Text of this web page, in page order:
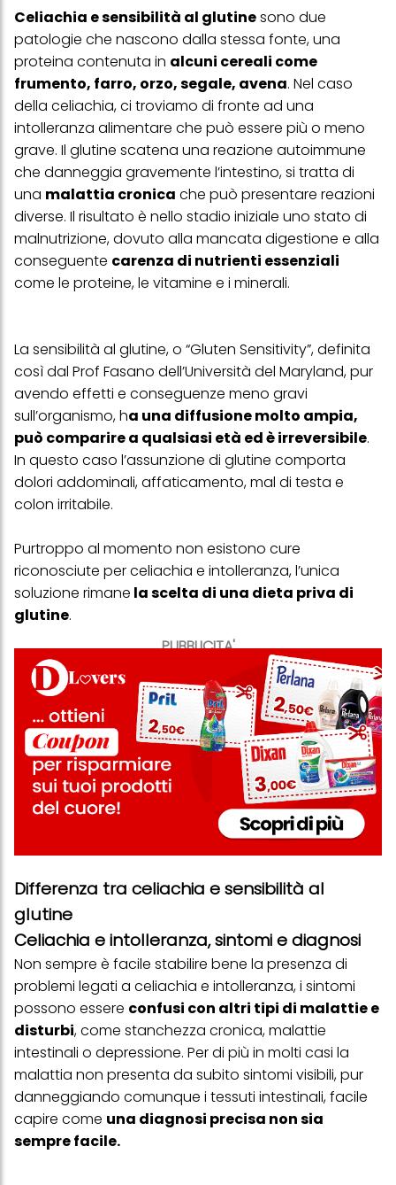
PUBBLICITA'
Differenza tra celiachia e sensibilità al
glutine
Celiachia e sensibilità al glutinesono due
patologie che nascono dalla stessa fonte, una
proteina contenuta in alcuni cereali come
frumento, farro, orzo, segale, avena. Nel caso
della celiachia, ci troviamo di fronte ad una
intolleranza alimentare che può essere più o meno
grave. Il glutine scatena una reazione autoimmune
che danneggia gravemente l’intestino, si tratta di
una malattia cronica che può presentare reazioni
diverse. Il risultato è nello stadio iniziale uno stato di
malnutrizione, dovuto alla mancata digestione e alla
conseguente carenza di nutrienti essenziali
come le proteine, le vitamine e i minerali.
La sensibilità al glutine, o “Gluten Sensitivity”, definita
così dal Prof Fasano dell’Università del Maryland, pur
avendo effetti e conseguenze meno gravi
sull’organismo, ha una diffusione molto ampia,
può comparire a qualsiasi età ed è irreversibile.
In questo caso l’assunzione di glutine comporta
dolori addominali, affaticamento, mal di testa e
colon irritabile.
Purtroppo al momento non esistono cure
riconosciute per celiachia e intolleranza, l’unica
soluzione rimane la scelta di una dieta priva di
glutine.
Celiachia e intolleranza, sintomi e diagnosi
Non sempre è facile stabilire bene la presenza di
problemi legati a celiachia e intolleranza, i sintomi
possono essere confusi con altri tipi di malattie e
disturbi, come stanchezza cronica, malattie
intestinali o depressione. Per di più in molti casi la
malattia non presenta da subito sintomi visibili, pur
danneggiando comunque i tessuti intestinali, facile
capire come una diagnosi precisa non sia
sempre facile.